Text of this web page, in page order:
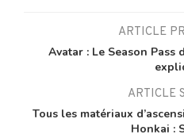
ARTICLE
Avatar : Le Season
ARTICLE
Tous les matériaux
Honkai :